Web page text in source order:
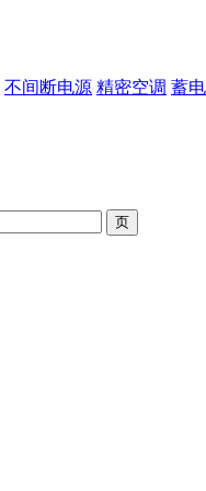
不间断电源 精密空调 蓄